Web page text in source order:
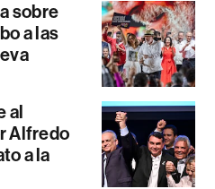
sobre
a las
al
Alfredo
a la